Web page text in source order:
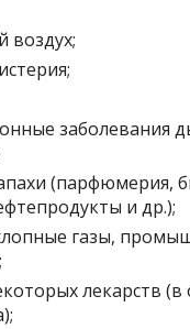
воздух;
заболевания
(парфюмерия,
и др.);
газы,
лекарств (в